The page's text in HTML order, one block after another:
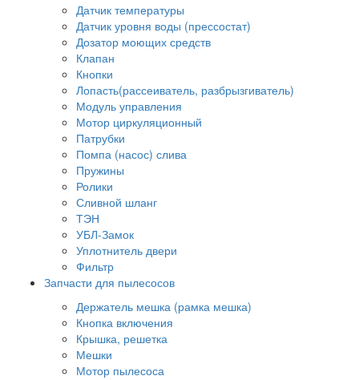
Датчик температуры
Датчик уровня воды (прессостат)
Дозатор моющих средств
Клапан
Кнопки
Лопасть(рассеиватель, разбрызгиватель)
Модуль управления
Мотор циркуляционный
Патрубки
Помпа (насос) слива
Пружины
Ролики
Сливной шланг
ТЭН
УБЛ-Замок
Уплотнитель двери
Фильтр
Запчасти для пылесосов
Держатель мешка (рамка мешка)
Кнопка включения
Крышка, решетка
Мешки
Мотор пылесоса